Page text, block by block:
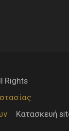
Rights
Κατασκευή